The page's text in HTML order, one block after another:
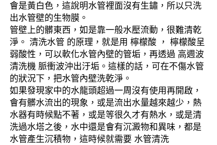
會是黃白色，這說明水管裡面沒有生鏽，所以只洗
出水管壁的生物膜。
管壁上的髒東西，如是靠一般水壓流動，很難清乾
淨。 清洗水管 的原理，就是用 檸檬酸 ， 檸檬酸呈
弱酸性，可以軟化水管內壁的管垢，再透過 高週波
清洗機 脈衝波沖出汙垢。這樣的話，可在不傷水管
的狀況下，把水管內壁洗乾淨。
如果發現家中的水龍頭超過一周沒有使用再開啟，
會有髒水流出的現象，或是流出水量越來越少，熱
水器有時候點不著，或是等很久才有熱水，或是清
洗過水塔之後，水中還是會有沉澱物和異味，都是
水管產生沉積物，這時候就需要 水管清洗